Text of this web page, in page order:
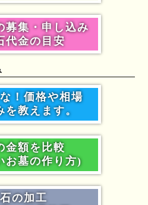
募集・申し込み
代金の目安
！価格や相場
を教えます。
金額を比較
お墓の作り方)
の加工